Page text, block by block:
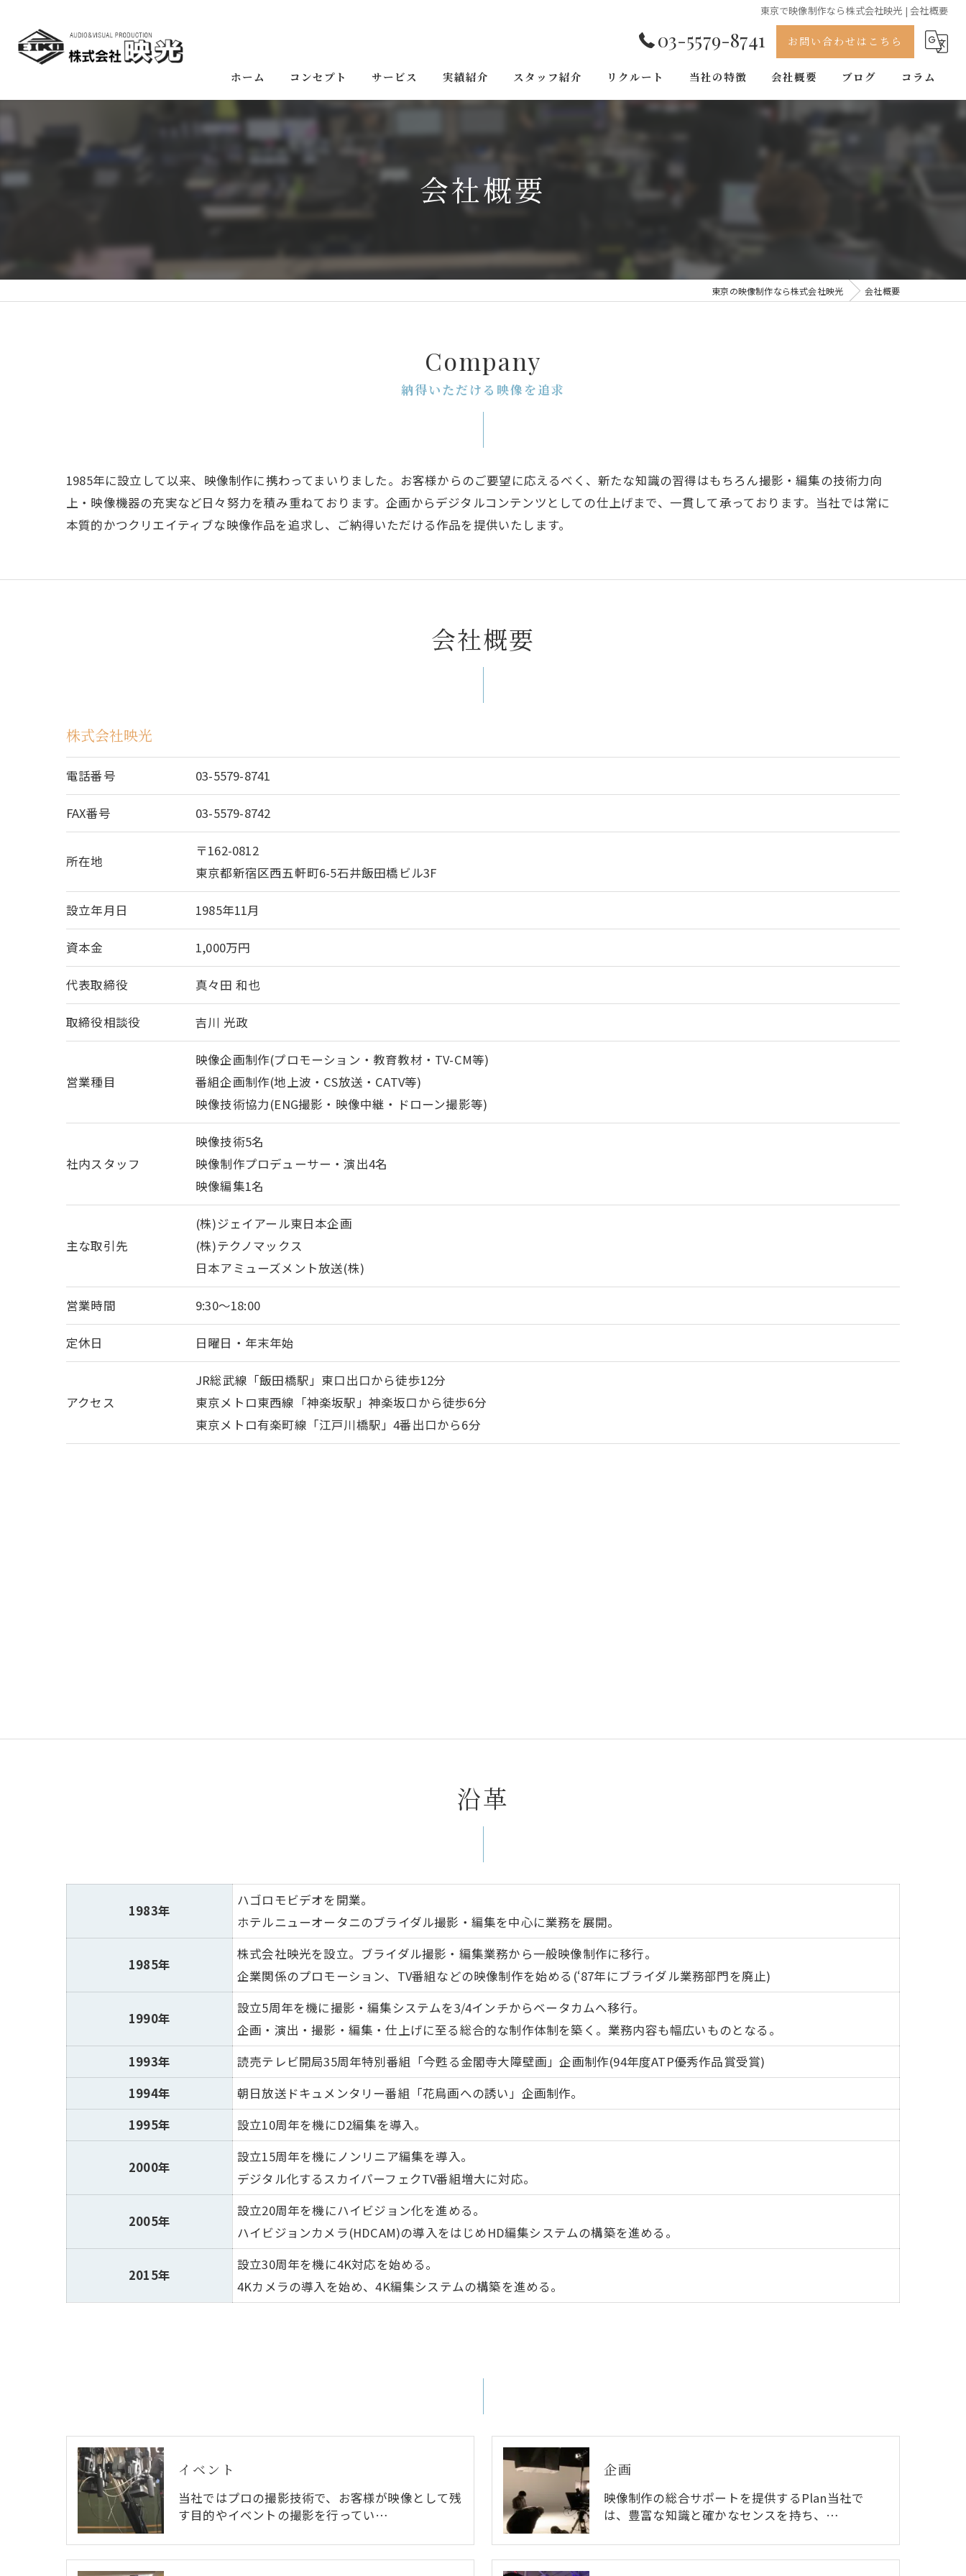
東京で映像制作なら株式会社映光 | 会社概要
03-5579-8741 お問い合わせはこちら
ホーム コンセプト サービス 実績紹介 スタッフ紹介 リクルート 当社の特徴
イベント
カメラ
会社概要 ブログ コラム
会社概要
東京の映像制作なら株式会社映光 会社概要
納得いただける映像を追求
Company
1985年に設立して以来、映像制作に携わってまいりました。お客様からのご要望に応えるべく、新たな知識の習得はもちろん撮影・編集の技術力向
上・映像機器の充実など日々努力を積み重ねております。企画からデジタルコンテンツとしての仕上げまで、一貫して承っております。当社では常に
本質的かつクリエイティブな映像作品を追求し、ご納得いただける作品を提供いたします。
会社概要
株式会社映光
電話番号 03-5579-8741
FAX番号 03-5579-8742
所在地
〒162-0812
東京都新宿区西五軒町6-5石井飯田橋ビル3F
設立年月日 1985年11月
資本金 1,000万円
代表取締役 真々田 和也
取締役相談役 吉川 光政
営業種目
映像企画制作(プロモーション・教育教材・TV-CM等)
番組企画制作(地上波・CS放送・CATV等)
映像技術協力(ENG撮影・映像中継・ドローン撮影等)
社内スタッフ
映像技術5名
映像制作プロデューサー・演出4名
映像編集1名
主な取引先
(株)ジェイアール東日本企画
(株)テクノマックス
日本アミューズメント放送(株)
営業時間 9:30〜18:00
定休日 日曜日・年末年始
アクセス
JR総武線「飯田橋駅」東口出口から徒歩12分
東京メトロ東西線「神楽坂駅」神楽坂口から徒歩6分
東京メトロ有楽町線「江戸川橋駅」4番出口から6分
沿革
1983年
ハゴロモビデオを開業。
ホテルニューオータニのブライダル撮影・編集を中心に業務を展開。
1985年
株式会社映光を設立。ブライダル撮影・編集業務から一般映像制作に移行。
企業関係のプロモーション、TV番組などの映像制作を始める(‘87年にブライダル業務部門を廃止)
1990年
設立5周年を機に撮影・編集システムを3/4インチからベータカムへ移行。
企画・演出・撮影・編集・仕上げに至る総合的な制作体制を築く。業務内容も幅広いものとなる。
1993年
読売テレビ開局35周年特別番組「今甦る金閣寺大障壁画」企画制作(94年度ATP優秀作品賞受賞)
1994年
朝日放送ドキュメンタリー番組「花鳥画への誘い」企画制作。
1995年
設立10周年を機にD2編集を導入。
2000年
設立15周年を機にノンリニア編集を導入。
デジタル化するスカイパーフェクTV番組増大に対応。
2005年
設立20周年を機にハイビジョン化を進める。
ハイビジョンカメラ(HDCAM)の導入をはじめHD編集システムの構築を進める。
2015年
設立30周年を機に4K対応を始める。
4Kカメラの導入を始め、4K編集システムの構築を進める。
イベント
当社ではプロの撮影技術で、お客様が映像として残
す目的やイベントの撮影を行ってい…
企画
映像制作の総合サポートを提供するPlan当社で
は、豊富な知識と確かなセンスを持ち、…